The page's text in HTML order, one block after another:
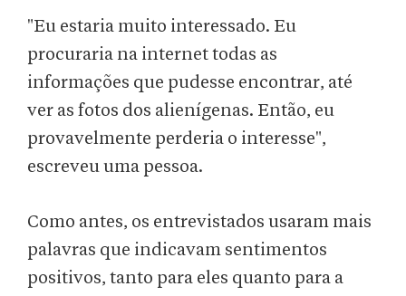
"Eu estaria muito interessado. Eu
procuraria na internet todas as
informações que pudesse encontrar, até
ver as fotos dos alienígenas. Então, eu
provavelmente perderia o interesse",
escreveu uma pessoa.
Como antes, os entrevistados usaram mais
palavras que indicavam sentimentos
positivos, tanto para eles quanto para a